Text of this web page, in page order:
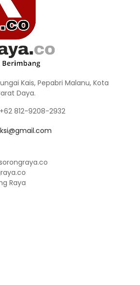
Kais, Pepabri Malanu, Kota
Daya.
812-9208-2932
Raya